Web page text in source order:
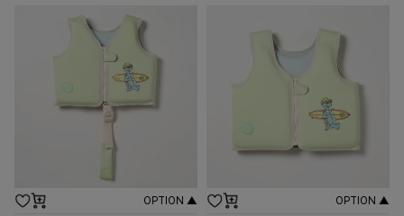
OPTION ▲ OPTION ▲